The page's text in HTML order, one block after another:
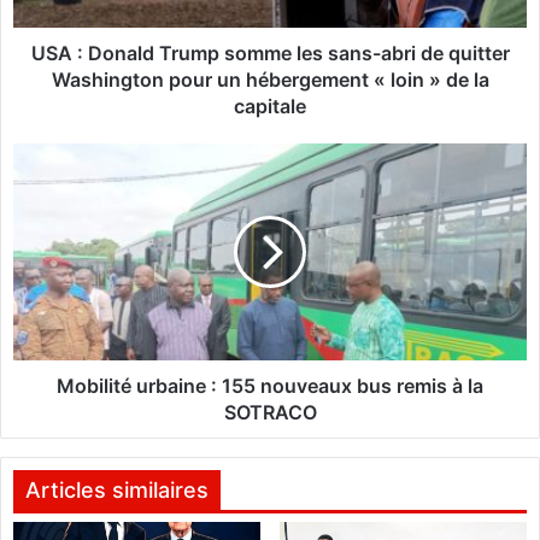
a
m
o
m
m
e
l
a
USA : Donald Trump somme les sans-abri de quitter
Washington pour un hébergement « loin » de la
capitale
o
l
i
t
é
u
a
i
e
Mobilité urbaine : 155 nouveaux bus remis à la
SOTRACO
Articles similaires